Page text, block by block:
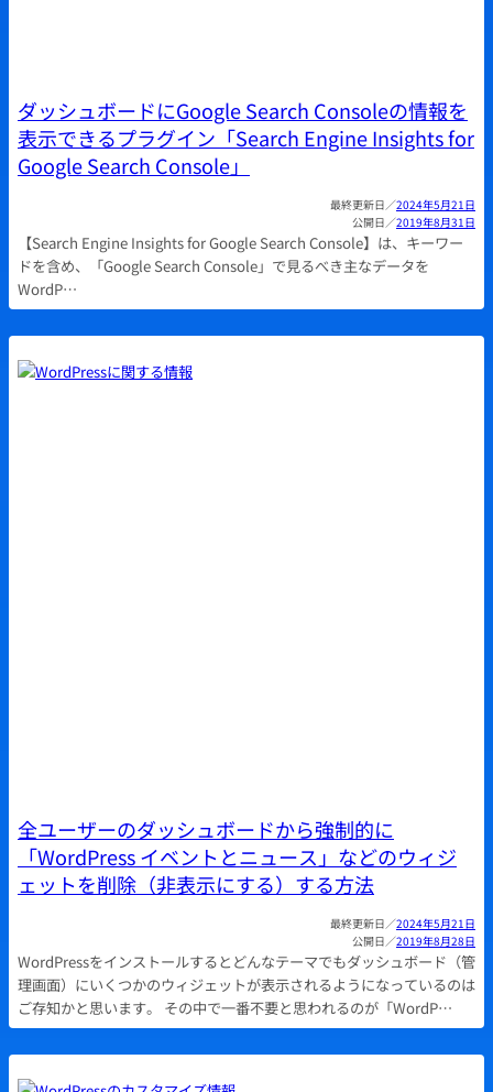
ダッシュボードにGoogle Search Consoleの情報を
表示できるプラグイン「Search Engine Insights for
Google Search Console」
2024年5月21日
2019年8月31日
【Search Engine Insights for Google Search Console】は、キーワー
ドを含め、「Google Search Console」で見るべき主なデータを
WordP…
全ユーザーのダッシュボードから強制的に
「WordPress イベントとニュース」などのウィジ
ェットを削除（非表示にする）する方法
2024年5月21日
2019年8月28日
WordPressをインストールするとどんなテーマでもダッシュボード（管
理画面）にいくつかのウィジェットが表示されるようになっているのは
ご存知かと思います。 その中で一番不要と思われるのが「WordP…